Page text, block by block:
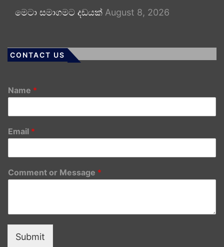
මෙටා සමාගමට දඩයක් August 8, 2026
CONTACT US
Name *
Email *
Comment or Message *
Submit